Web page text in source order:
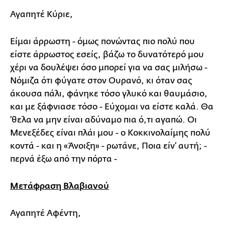
Αγαπητέ Κύριε,
Είμαι άρρωστη - όμως πονώντας πιο πολύ που
είστε άρρωστος εσείς, βάζω το δυνατότερό μου
χέρι να δουλέψει όσο μπορεί για να σας μιλήσω -
Νόμιζα ότι φύγατε στον Ουρανό, κι όταν σας
άκουσα πάλι, φάνηκε τόσο γλυκό και θαυμάσιο,
και με ξάφνιασε τόσο - Εύχομαι να είστε καλά. Θα
’θελα να μην είναι αδύναμο πια ό,τι αγαπώ. Οι
Μενεξέδες είναι πλάι μου - ο Κοκκινολαίμης πολύ
κοντά - και η «Άνοιξη» - ρωτάνε, Ποια είν’ αυτή; -
περνά έξω από την πόρτα -
Μετάφραση Βλαβιανού
Αγαπητέ Αφέντη,